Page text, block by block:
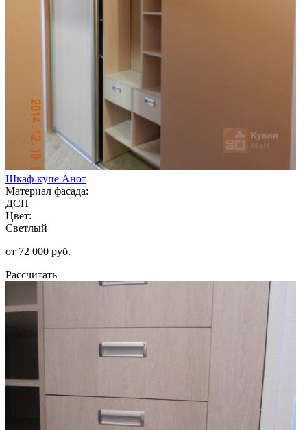
Шкаф-купе Анот
Материал фасада:
ДСП
Цвет:
Светлый
от 72 000 руб.
Рассчитать